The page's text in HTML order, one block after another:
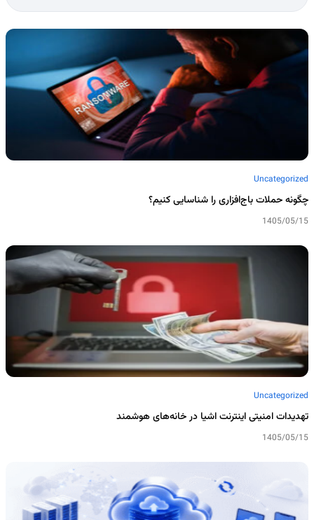
Uncategorized
چگونه حملات باج‌افزاری را شناسایی کنیم؟
1405/05/15
Uncategorized
تهدیدات امنیتی اینترنت اشیا در خانه‌های هوشمند
1405/05/15